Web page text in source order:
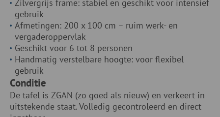
Zilvergrijs frame: stabiel en geschikt voor intensief
gebruik
Afmetingen: 200 x 100 cm – ruim werk- en
vergaderoppervlak
Geschikt voor 6 tot 8 personen
Handmatig verstelbare hoogte: voor flexibel
gebruik
Conditie
De tafel is ZGAN (zo goed als nieuw) en verkeert in
uitstekende staat. Volledig gecontroleerd en direct